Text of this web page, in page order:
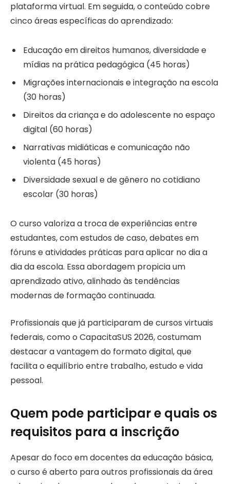
plataforma virtual. Em seguida, o conteúdo cobre
cinco áreas específicas do aprendizado:
Educação em direitos humanos, diversidade e
mídias na prática pedagógica (45 horas)
Migrações internacionais e integração na escola
(30 horas)
Direitos da criança e do adolescente no espaço
digital (60 horas)
Narrativas midiáticas e comunicação não
violenta (45 horas)
Diversidade sexual e de gênero no cotidiano
escolar (30 horas)
O curso valoriza a troca de experiências entre
estudantes, com estudos de caso, debates em
fóruns e atividades práticas para aplicar no dia a
dia da escola. Essa abordagem propicia um
aprendizado ativo, alinhado às tendências
modernas de formação continuada.
Profissionais que já participaram de cursos virtuais
federais, como o CapacitaSUS 2026, costumam
destacar a vantagem do formato digital, que
facilita o equilíbrio entre trabalho, estudo e vida
pessoal.
Quem pode participar e quais os
requisitos para a inscrição
Apesar do foco em docentes da educação básica,
o curso é aberto para outros profissionais da área